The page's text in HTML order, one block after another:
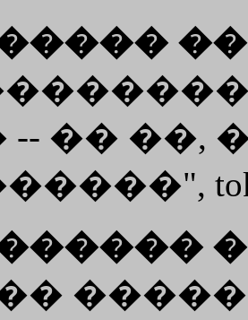
-- �� ��,